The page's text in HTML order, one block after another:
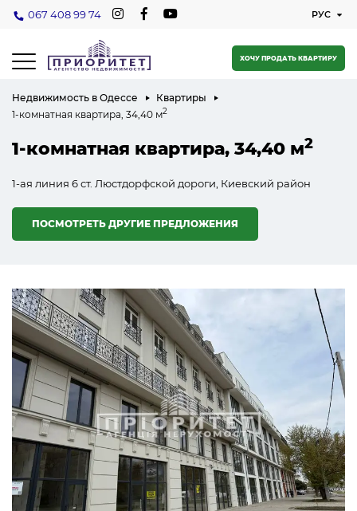
067 408 99 74
ХОЧУ ПРОДАТЬ КВАРТИРУ
Недвижимость в Одессе
Квартиры
1-комнатная квартира, 34,40 м2
1-комнатная квартира, 34,40 м2
1-ая линия 6 ст. Люстдорфской дороги, Киевский район
ПОСМОТРЕТЬ ДРУГИЕ ПРЕДЛОЖЕНИЯ